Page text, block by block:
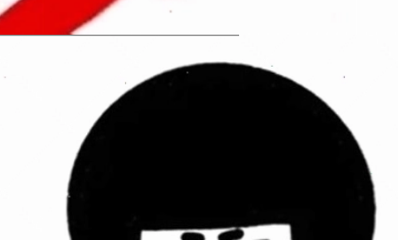
https://issiloo.edu.vn/khong-meme